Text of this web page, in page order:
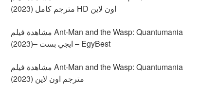
(2023) مترجم كامل HD اون لاين
مشاهدة فيلم Ant-Man and the Wasp: Quantumania
(2023)– ايجي بست – EgyBest
مشاهدة فيلم Ant-Man and the Wasp: Quantumania
(2023) مترجم اون لاين